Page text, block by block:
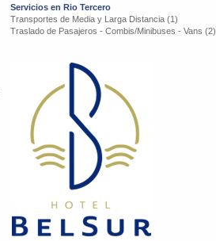
Servicios en Rio Tercero
Transportes de Media y Larga Distancia (1)
Traslado de Pasajeros - Combis/Minibuses - Vans (2)